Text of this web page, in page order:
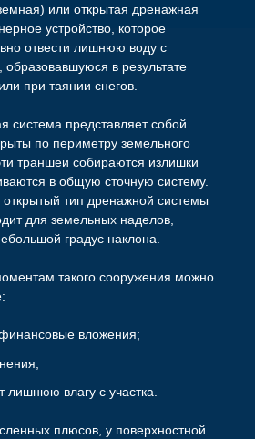
или открытая дренажная
устройство, которое
отвести лишнюю воду с
образовавшуюся в результате
при таянии снегов.
система представляет собой
по периметру земельного
траншеи собираются излишки
в общую сточную систему.
открытый тип дренажной системы
для земельных наделов,
градус наклона.
такого сооружения можно
вложения;
лишнюю влагу с участка.
плюсов, у поверхностной